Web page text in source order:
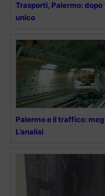
Trasporti, Palermo:
unico
Palermo e il traffico:
L’analisi